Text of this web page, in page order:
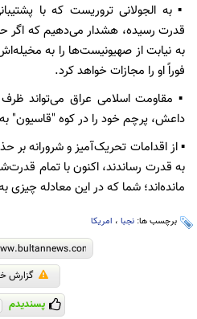
▪️ به الجولانی تروریست که با
قدرت رسیده، هشدار می‌دهیم که اگر
به نیابت از صهیونیست‌ها را به
فوراً او را مجازات خواهد کرد.
▪️ مقاومت اسلامی عراق می‌تواند
داعش، پرچم خود را در کوه "قاسیون" به
▪️ از اقدامات تحریک‌آمیز و شرورانه بر
به قدرت رساندند، اکنون با تمام
مانده‌اند؛ شما که در این معادله چیزی
برچسب ها: نجبا ، امریکا
گزارش
پسندیدم